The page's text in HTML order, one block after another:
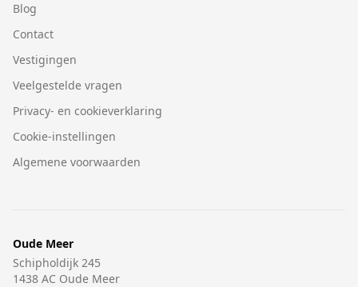
Blog
Contact
Vestigingen
Veelgestelde vragen
Privacy- en cookieverklaring
Cookie-instellingen
Algemene voorwaarden
Oude Meer
Schipholdijk 245
1438 AC Oude Meer